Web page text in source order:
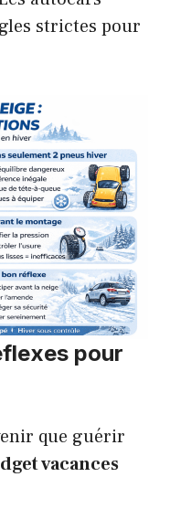
strictes pour
pour
que guérir
vacances